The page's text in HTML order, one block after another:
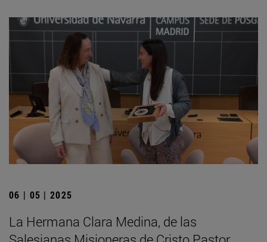
06 | 05 | 2025
La Hermana Clara Medina, de las